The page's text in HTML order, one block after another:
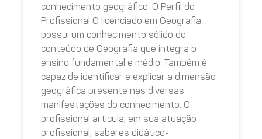
conhecimento geográfico. O Perfil do
Profissional O licenciado em Geografia
possui um conhecimento sólido do
conteúdo de Geografia que integra o
ensino fundamental e médio. Também é
capaz de identificar e explicar a dimensão
geográfica presente nas diversas
manifestações do conhecimento. O
profissional articula, em sua atuação
profissional, saberes didático-